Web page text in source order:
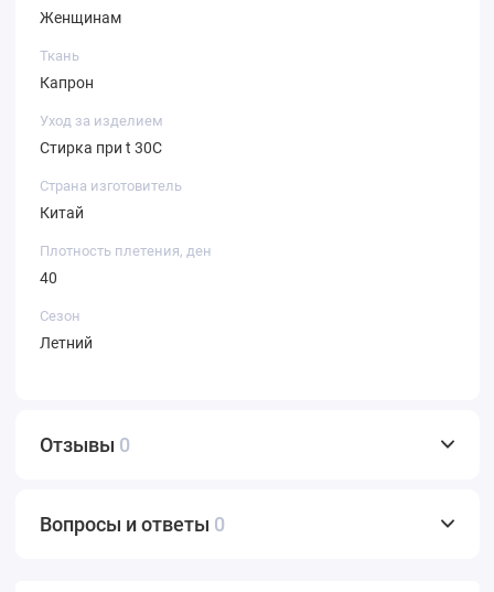
Женщинам
Ткань
Капрон
Уход за изделием
Стирка при t 30С
Страна изготовитель
Китай
Плотность плетения, ден
40
Сезон
Летний
Отзывы 0
Вопросы и ответы 0